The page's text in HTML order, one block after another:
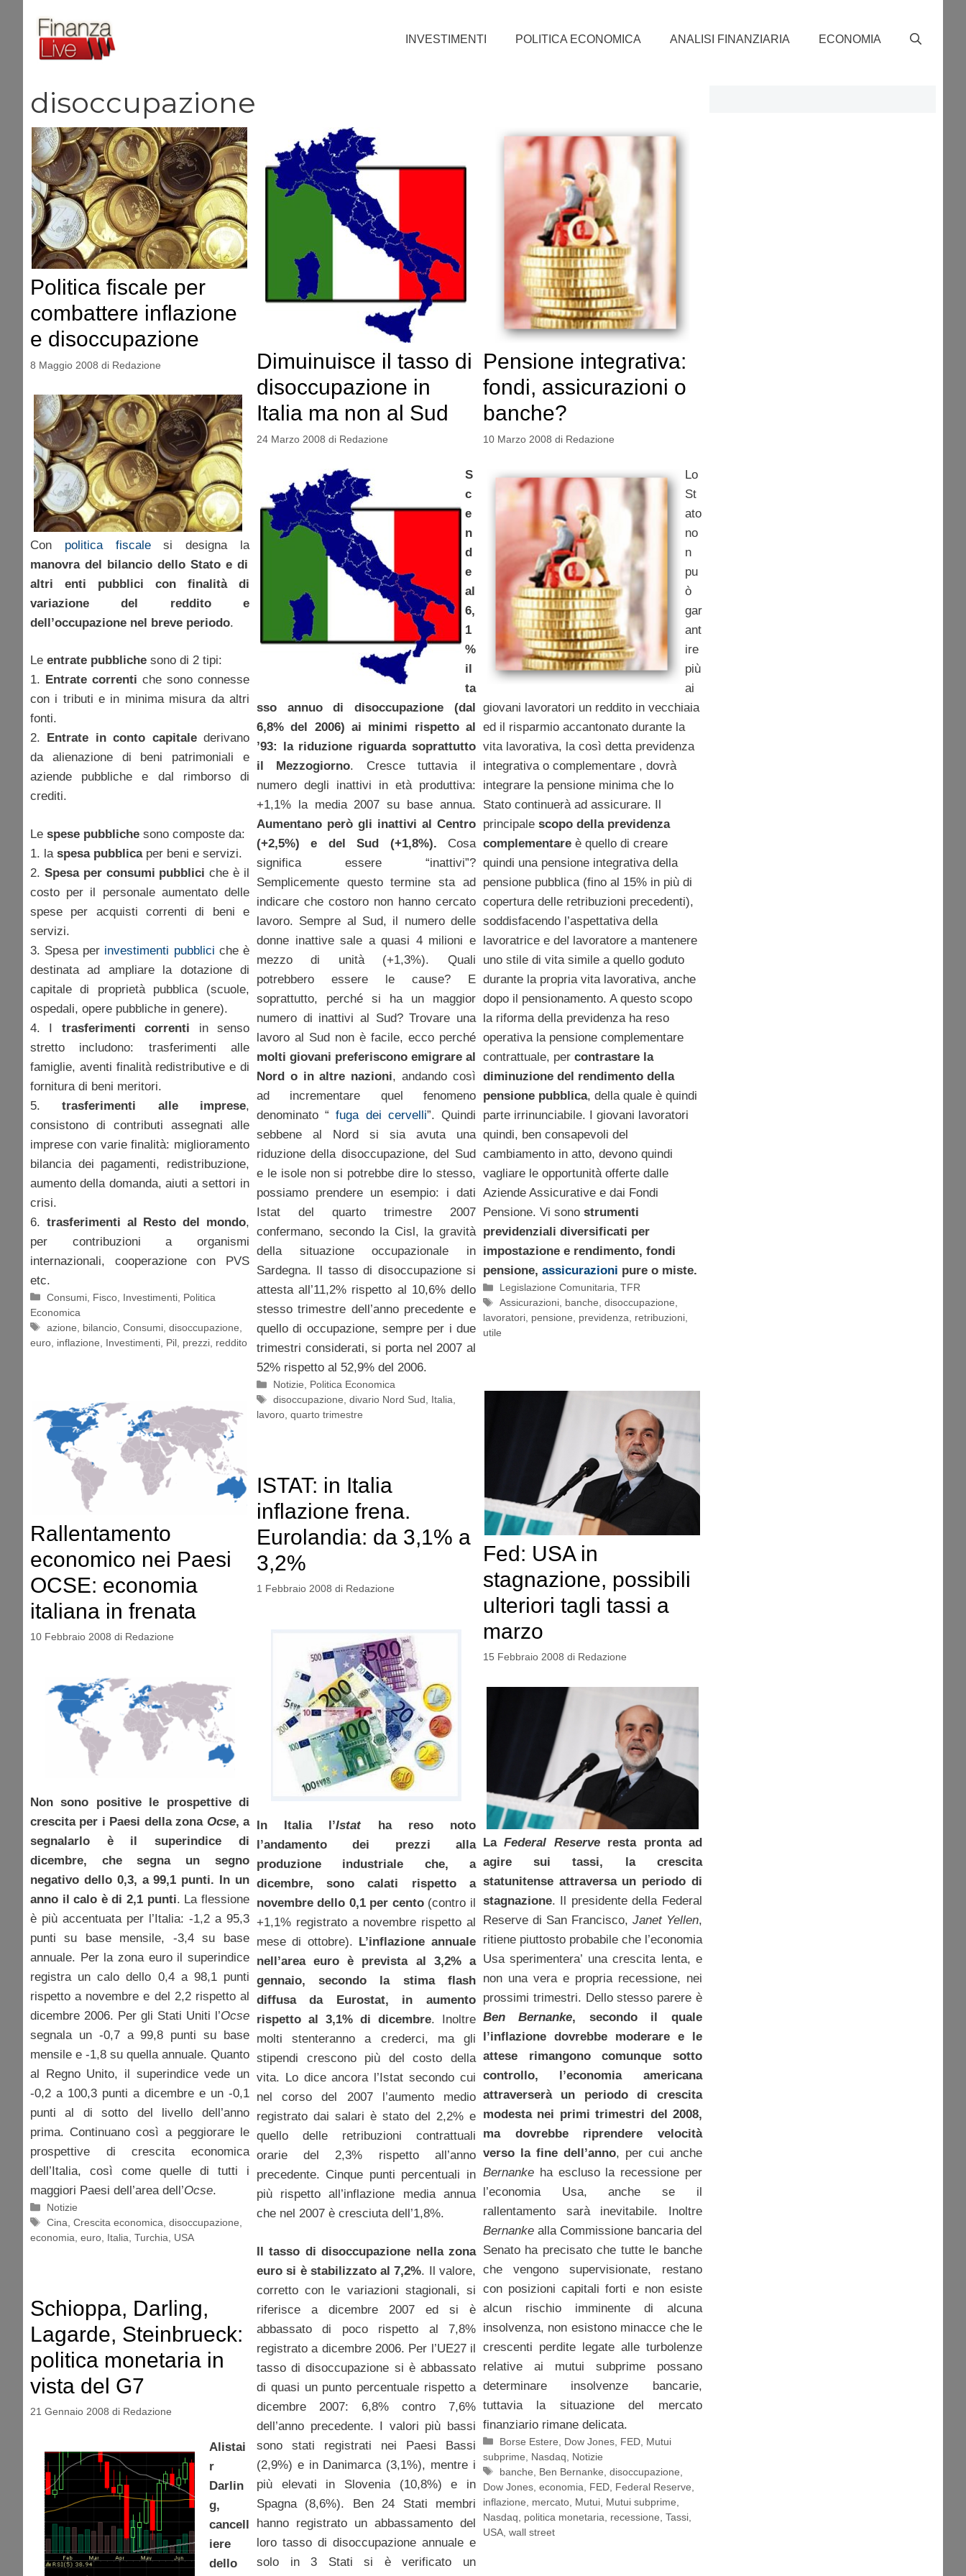
contenuto
INVESTIMENTI POLITICA ECONOMICA ANALISI FINANZIARIA ECONOMIA
disoccupazione
Politica fiscale per
combattere inflazione
e disoccupazione
8 Maggio 2008 di Redazione
Con politica fiscalesi designa la
manovra del bilancio dello Stato e di
altri enti pubblici con finalità di
variazione del reddito e
dell’occupazione nel breve periodo.
Le entrate pubbliche sono di 2 tipi:
1. Entrate correnti che sono connesse
con i tributi e in minima misura da altri
fonti.
2. Entrate in conto capitalederivano
da alienazione di beni patrimoniali e
aziende pubbliche e dal rimborso di
crediti.
Le spese pubbliche sono composte da:
1. la spesa pubblicaper beni e servizi.
2. Spesa per consumi pubblici che è il
costo per il personale aumentato delle
spese per acquisti correnti di beni e
servizi.
3. Spesa per investimenti pubblici che è
destinata ad ampliare la dotazione di
capitale di proprietà pubblica (scuole,
ospedali, opere pubbliche in genere).
4. I trasferimenti correnti in senso
stretto includono: trasferimenti alle
famiglie, aventi finalità redistributive e di
fornitura di beni meritori.
5.trasferimenti alle imprese,
consistono di contributi assegnati alle
imprese con varie finalità: miglioramento
bilancia dei pagamenti, redistribuzione,
aumento della domanda, aiuti a settori in
crisi.
6. trasferimenti al Resto del mondo,
per contribuzioni a organismi
internazionali, cooperazione con PVS
etc.
Categorie
Consumi Fisco Investimenti Politica
Economica
Tag
azione bilancio ,Consumi ,disoccupazione
euro inflazione Investimenti Pil prezzi reddito
Dimuinuisce il tasso di
disoccupazione in
Italia ma non al Sud
24 Marzo 2008 di Redazione
S
c
e
n
d
e
al
6,
1
%
il
ta
sso annuo di disoccupazione (dal
6,8% del 2006) ai minimi rispetto al
’93: la riduzione riguarda soprattutto
il Mezzogiorno. Cresce tuttavia il
numero degli inattivi in età produttiva:
+1,1% la media 2007 su base annua.
Aumentano però gli inattivi al Centro
(+2,5%) e del Sud (+1,8%). Cosa
significa essere “inattivi”?
Semplicemente questo termine sta ad
indicare che costoro non hanno cercato
lavoro. Sempre al Sud, il numero delle
donne inattive sale a quasi 4 milioni e
mezzo di unità (+1,3%). Quali
potrebbero essere le cause? E
soprattutto, perché si ha un maggior
numero di inattivi al Sud? Trovare una
lavoro al Sud non è facile, ecco perché
molti giovani preferiscono emigrare al
Nord o in altre nazioni, andando così
ad incrementare quel fenomeno
denominato “ fuga dei cervelli”. Quindi
sebbene al Nord si sia avuta una
riduzione della disoccupazione, del Sud
e le isole non si potrebbe dire lo stesso,
possiamo prendere un esempio: i dati
Istat del quarto trimestre 2007
confermano, secondo la Cisl, la gravità
della situazione occupazionale in
Sardegna. Il tasso di disoccupazione si
attesta all’11,2% rispetto al 10,6% dello
stesso trimestre dell’anno precedente e
quello di occupazione, sempre per i due
trimestri considerati, si porta nel 2007 al
52% rispetto al 52,9% del 2006.
Categorie
Notizie
Politica Economica
Tag
disoccupazione ,divario Nord Sud Italia
lavoro, quarto trimestre
Pensione integrativa:
fondi, assicurazioni o
banche?
10 Marzo 2008 di Redazione
Lo
St
ato
no
n
pu
ò
gar
ant
ire
più
ai
giovani lavoratori un reddito in vecchiaia
ed il risparmio accantonato durante la
vita lavorativa, la così detta previdenza
integrativa o complementare , dovrà
integrare la pensione minima che lo
Stato continuerà ad assicurare. Il
principale scopo della previdenza
complementareè quello di creare
quindi una pensione integrativa della
pensione pubblica (fino al 15% in più di
copertura delle retribuzioni precedenti),
soddisfacendo l’aspettativa della
lavoratrice e del lavoratore a mantenere
uno stile di vita simile a quello goduto
durante la propria vita lavorativa, anche
dopo il pensionamento. A questo scopo
la riforma della previdenza ha reso
operativa la pensione complementare
contrattuale, per contrastare la
diminuzione del rendimento della
pensione pubblica, della quale è quindi
parte irrinunciabile. I giovani lavoratori
quindi, ben consapevoli del
cambiamento in atto, devono quindi
vagliare le opportunità offerte dalle
Aziende Assicurative e dai Fondi
Pensione. Vi sono strumenti
previdenziali diversificati per
impostazione e rendimento, fondi
pensione, assicurazioni pure o miste.
Categorie
Legislazione Comunitaria ,TFR
Tag
Assicurazioni banche ,disoccupazione
lavoratori, pensione previdenza retribuzioni,
utile
Fed: USA in
stagnazione, possibili
ulteriori tagli tassi a
marzo
15 Febbraio 2008 di Redazione
LaFederal Reserveresta pronta ad
agire sui tassi, la crescita
statunitense attraversa un periodo di
stagnazione. Il presidente della Federal
Reserve di San Francisco, Janet Yellen,
ritiene piuttosto probabile che l’economia
Usa sperimentera’ una crescita lenta, e
non una vera e propria recessione, nei
prossimi trimestri. Dello stesso parere è
Ben Bernanke, secondo il quale
l’inflazione dovrebbe moderare e le
attese rimangono comunque sotto
controllo, l’economia americana
attraverserà un periodo di crescita
modesta nei primi trimestri del 2008,
ma dovrebbe riprendere velocità
verso la fine dell’anno, per cui anche
Bernankeha escluso la recessione per
l’economia Usa, anche se il
rallentamento sarà inevitabile. Inoltre
Bernankealla Commissione bancaria del
Senato ha precisato che tutte le banche
che vengono supervisionate, restano
con posizioni capitali forti e non esiste
alcun rischio imminente di alcuna
insolvenza, non esistono minacce che le
crescenti perdite legate alle turbolenze
relative ai mutui subprime possano
determinare insolvenze bancarie,
tuttavia la situazione del mercato
finanziario rimane delicata.
Categorie
Borse Estere Dow Jones FED Mutui
subprime
Nasdaq
Notizie
Tag
banche Ben Bernanke ,disoccupazione
Dow Jones, economia FED, Federal Reserve
inflazione
mercato, Mutui, Mutui subprime
Nasdaq
politica monetaria recessione Tassi,
USA, wall street
Rallentamento
economico nei Paesi
OCSE: economia
italiana in frenata
10 Febbraio 2008 di Redazione
Non sono positive le prospettive di
crescita per i Paesi della zona Ocse, a
segnalarlo è il superindice di
dicembre, che segna un segno
negativo dello 0,3, a 99,1 punti. In un
anno il calo è di 2,1 punti. La flessione
è più accentuata per l’Italia: -1,2 a 95,3
punti su base mensile, -3,4 su base
annuale. Per la zona euro il superindice
registra un calo dello 0,4 a 98,1 punti
rispetto a novembre e del 2,2 rispetto al
dicembre 2006. Per gli Stati Uniti l’Ocse
segnala un -0,7 a 99,8 punti su base
mensile e -1,8 su quella annuale. Quanto
al Regno Unito, il superindice vede un
-0,2 a 100,3 punti a dicembre e un -0,1
punti al di sotto del livello dell’anno
prima. Continuano così a peggiorare le
prospettive di crescita economica
dell’Italia, così come quelle di tutti i
maggiori Paesi dell’area dell’Ocse.
Categorie
Notizie
Tag
Cina ,Crescita economica ,disoccupazione
economia euro Italia Turchia USA
ISTAT: in Italia
inflazione frena.
Eurolandia: da 3,1% a
3,2%
1 Febbraio 2008 di Redazione
In Italia l’Istatha reso noto
l’andamento dei prezzi alla
produzione industriale che, a
dicembre, sono calati rispetto a
novembre dello 0,1 per cento(contro il
+1,1% registrato a novembre rispetto al
mese di ottobre).
L’inflazione annuale
nell’area euro è prevista al 3,2% a
gennaio, secondo la stima flash
diffusa da Eurostat, in aumento
rispetto al 3,1% di dicembre. Inoltre
molti stenteranno a crederci, ma gli
stipendi crescono più del costo della
vita. Lo dice ancora l’Istat secondo cui
nel corso del 2007 l’aumento medio
registrato dai salari è stato del 2,2% e
quello delle retribuzioni contrattuali
orarie del 2,3% rispetto all’anno
precedente. Cinque punti percentuali in
più rispetto all’inflazione media annua
che nel 2007 è cresciuta dell’1,8%.
Il tasso di disoccupazione nella zona
euro si è stabilizzato al 7,2%. Il valore,
corretto con le variazioni stagionali, si
riferisce a dicembre 2007 ed si è
abbassato di poco rispetto al 7,8%
registrato a dicembre 2006. Per l’UE27 il
tasso di disoccupazione si è abbassato
di quasi un punto percentuale rispetto a
dicembre 2007: 6,8% contro 7,6%
dell’anno precedente. I valori più bassi
sono stati registrati nei Paesi Bassi
(2,9%) e in Danimarca (3,1%), mentre i
più elevati in Slovenia (10,8%) e in
Spagna (8,6%). Ben 24 Stati membri
hanno registrato un abbassamento del
loro tasso di disoccupazione annuale e
solo in 3 Stati si è verificato un
Schioppa, Darling,
Lagarde, Steinbrueck:
politica monetaria in
vista del G7
21 Gennaio 2008 di Redazione
Alistai
r
Darlin
g,
cancell
iere
dello